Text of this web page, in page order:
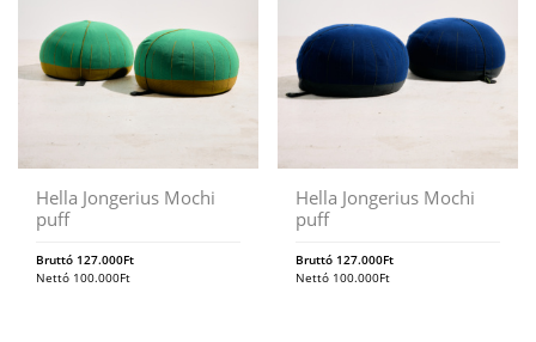
Hella Jongerius Mochi
puff
Bruttó 127.000Ft
Nettó 100.000Ft
Hella Jongerius Mochi
puff
Bruttó 127.000Ft
Nettó 100.000Ft